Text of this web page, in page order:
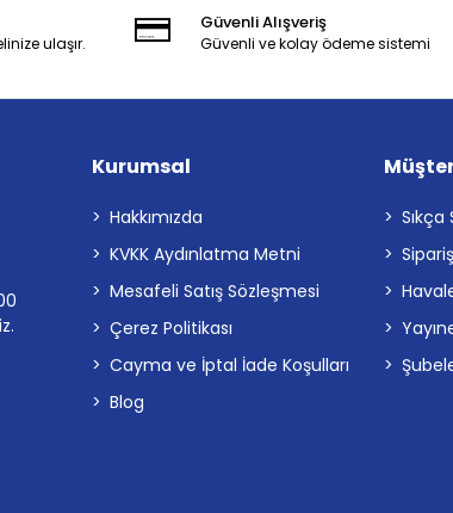
ulaşır.
Güvenli Alışveriş
Güvenli ve kolay ödeme sistemi
Kurumsal
Hakkımızda
KVKK Aydınlatma Metni
Mesafeli Satış Sözleşmesi
Çerez Politikası
Cayma ve İptal İade Koşulları
Blog